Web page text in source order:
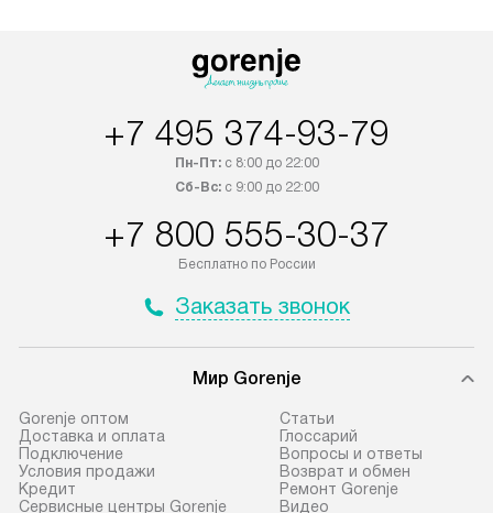
+7 495 374-93-79
Пн-Пт:с 8:00 до 22:00
Сб-Вс:с 9:00 до 22:00
+7 800 555-30-37
Бесплатно по России
Заказать звонок
Мир Gorenje
Gorenje оптом
Доставка и оплата
Подключение
Условия продажи
Кредит
Сервисные центры Gorenje
Cтатьи
Глоссарий
Вопросы и ответы
Возврат и обмен
Ремонт Gorenje
Видео